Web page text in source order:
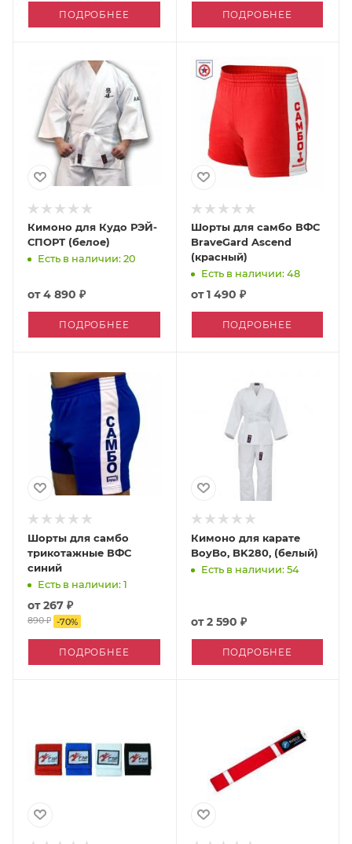
ПОДРОБНЕЕ ПОДРОБНЕЕ
Кимоно для Кудо РЭЙ-
СПОРТ (белое)
Есть в наличии: 20
от4 890 ₽
ПОДРОБНЕЕ
Шорты для самбо ВФС
BraveGard Ascend
(красный)
Есть в наличии: 48
от1 490 ₽
ПОДРОБНЕЕ
Шорты для самбо
трикотажные ВФС
синий
Есть в наличии: 1
от267 ₽
890 ₽ -70%
ПОДРОБНЕЕ
Кимоно для карате
BoyBo, BK280, (белый)
Есть в наличии: 54
от2 590 ₽
ПОДРОБНЕЕ